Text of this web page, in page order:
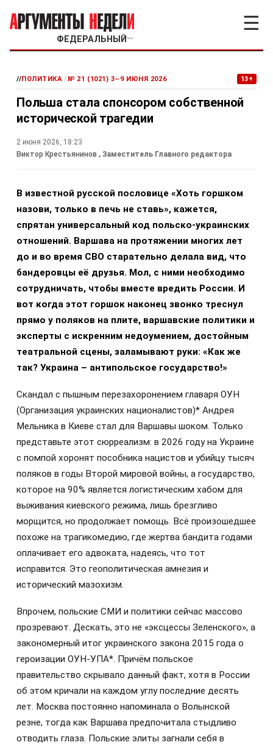
ФЕДЕРАЛЬНЫЙ ﹀
☰
//ПОЛИТИКА / № 21 (1021) 3–9 ИЮНЯ 2026 13+
Польша стала спонсором собственной
исторической трагедии
2 июня 2026, 18:23
Виктор Крестьянинов , Заместитель Главного редактора
В известной русской пословице «Хоть горшком
назови, только в печь не ставь», кажется,
спрятан универсальный код польско-украинских
отношений. Варшава на протяжении многих лет
до и во время СВО старательно делала вид, что
бандеровцы её друзья. Мол, с ними необходимо
сотрудничать, чтобы вместе вредить России. И
вот когда этот горшок наконец звонко треснул
прямо у поляков на плите, варшавские политики и
эксперты с искренним недоумением, достойным
театральной сцены, заламывают руки: «Как же
так? Украина – антипольское государство!»
Cкандал с пышным перезахоронением главаря ОУН
(Организация украинских националистов)* Андрея
Мельника в Киеве стал для Варшавы шоком. Только
представьте этот сюрреализм: в 2026 году на Украине
с помпой хоронят пособника нацистов и убийцу тысяч
поляков в годы Второй мировой войны, а государство,
которое на 90% является логистическим хабом для
выживания киевского режима, лишь брезгливо
морщится, но продолжает помощь. Всё произошедшее
похоже на трагикомедию, где жертва бандита годами
оплачивает его адвоката, надеясь, что тот
исправится. Это геополитическая амнезия и
исторический мазохизм.
Впрочем, польские СМИ и политики сейчас массово
прозревают. Дескать, это не «эксцессы Зеленского», а
закономерный итог украинского закона 2015 года о
героизации ОУН-УПА*. Причём польское
правительство скрывало данный факт, хотя в России
об этом кричали на каждом углу последние десять
лет. Москва постоянно напоминала о Волынской
резне, тогда как Варшава предпочитала стыдливо
отводить глаза. Польские элиты загнали себя в